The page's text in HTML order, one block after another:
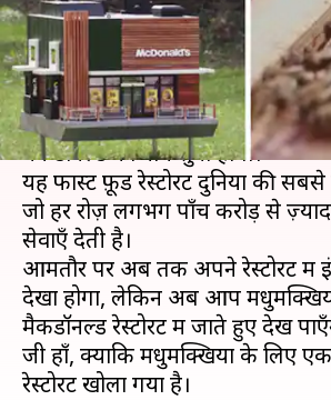
लेखन प्रदीप मौर्य May 29, 2019 04:19 pm
क्या है खबर?
अगर आपको फास्ट फ़ूड का शौक
मैकडॉनल्ड का नाम सुना होगा।
यह फास्ट फ़ूड रेस्टोरेंट दुनिया की
जो हर रोज़ लगभग पाँच करोड़ से
सेवाएँ देती है।
आमतौर पर अब तक अपने रेस्टोरेंट में
देखा होगा, लेकिन अब आप
मैकडॉनल्ड रेस्टोरेंट में जाते हुए देख
जी हाँ, क्योंकि मधुमक्खियों के लिए
रेस्टोरेंट खोला गया है।